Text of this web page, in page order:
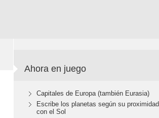
Ahora en juego
Capitales de Europa (también Eurasia)
Escribe los planetas según su proximidad
con el Sol